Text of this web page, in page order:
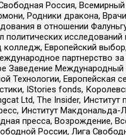
Россия, Всемирный
Родники дракона,
в отношении
Европейский
партнерство за
Заведение
Технологии,
IStories fonds,
Ltd, The Insider,
Институт
пресса, Возрождение,
России, Лига